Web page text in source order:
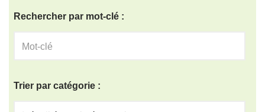
Rechercher par mot-clé :
Trier par catégorie :